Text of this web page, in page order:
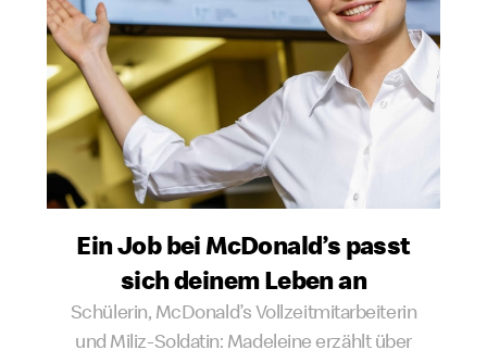
Ein Job bei McDonald’s passt
sich deinem Leben an
Schülerin, McDonald’s Vollzeitmitarbeiterin
und Miliz-Soldatin: Madeleine erzählt über